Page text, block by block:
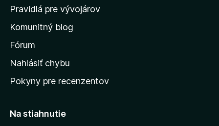
m
v
s
k
s
r
Pravidlá pre vývojárov
Komunitný blog
Fórum
Nahlásiť chybu
Pokyny pre recenzentov
Na stiahnutie